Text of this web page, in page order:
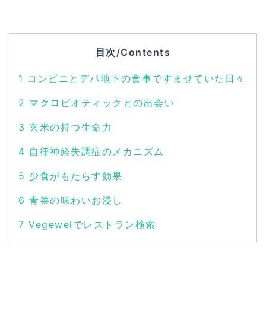
目次/Contents
1 コンビニとデパ地下の食事ですませていた日々
2 マクロビオティックとの出会い
3 玄米の持つ生命力
4 自律神経失調症のメカニズム
5 少食がもたらす効果
6 青菜の味わいお浸し
7 Vegewelでレストラン検索